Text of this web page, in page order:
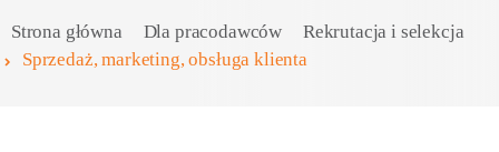
Strona główna Dla pracodawców
Rekrutacja i selekcja
Sprzedaż, marketing, obsługa klienta